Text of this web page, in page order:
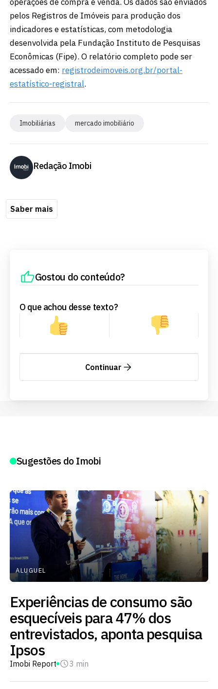
pelos Registros de Imóveis para produção dos
indicadores e estatísticas, com metodologia
desenvolvida pela Fundação Instituto de Pesquisas
Econômicas (Fipe). O relatório completo pode ser
acessado em: registrodeimoveis.org.br/portal-
estatístico-registral.
Imobiliárias mercado imobiliário
Redação Imobi
Saber mais
Gostou do conteúdo?
O que achou desse texto?
Continuar
Sugestões do Imobi
ALUGUEL
Experiências de consumo são
esquecíveis para 47% dos
entrevistados, aponta pesquisa
Ipsos
Imobi Report 3 min